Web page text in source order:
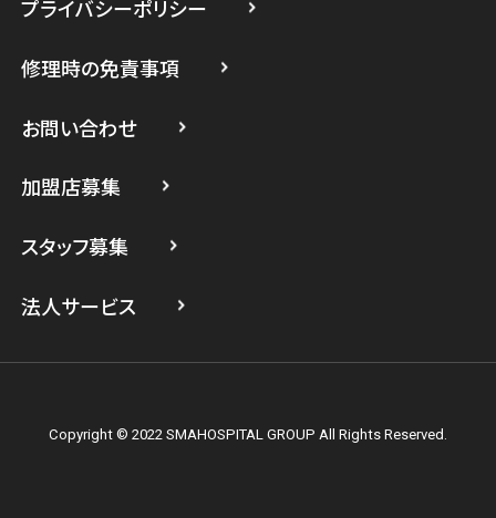
スマホスピタル たまプラーザ駅前
スマホスピタル 登戸・向ヶ丘遊園
スマホスピタル 武蔵小杉
スマホスピタル テルル上大岡
プライバシーポリシー
修理時の免責事項
お問い合わせ
加盟店募集
スタッフ募集
法人サービス
Copyright © 2022 SMAHOSPITAL GROUP All Rights Reserved.